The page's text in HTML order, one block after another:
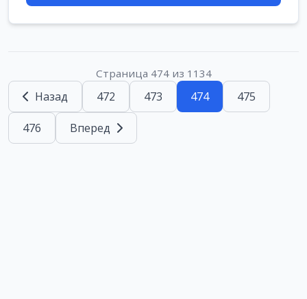
Страница 474 из 1134
Назад 472 473 474 475
476 Вперед